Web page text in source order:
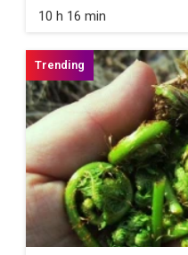
10 h 16 min